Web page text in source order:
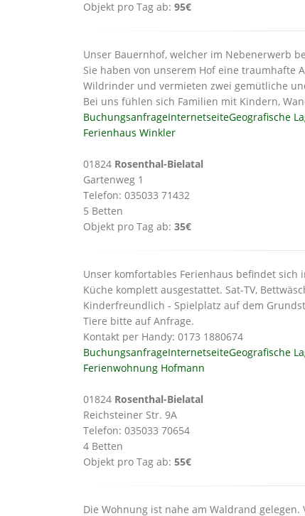
Objekt pro Tag ab: 95€
Unser Bauernhof, welcher im Nebenerwerb
Sie haben von unserem Hof eine traumhafte
Wildrinder und vermieten zwei gemütliche
Bei uns fühlen sich Familien mit Kindern,
BuchungsanfrageInternetseiteGeografische
Ferienhaus Winkler
01824 Rosenthal-Bielatal
Gartenweg 1
Telefon: 035033 71432
5 Betten
Objekt pro Tag ab: 35€
Unser komfortables Ferienhaus befindet sich
Küche komplett ausgestattet. Sat-TV,
Kinderfreundlich - Spielplatz auf dem
Tiere bitte auf Anfrage.
Kontakt per Handy: 0173 1880674
BuchungsanfrageInternetseiteGeografische
Ferienwohnung Hofmann
01824 Rosenthal-Bielatal
Reichsteiner Str. 9A
Telefon: 035033 70654
4 Betten
Objekt pro Tag ab: 55€
Die Wohnung ist nahe am Waldrand